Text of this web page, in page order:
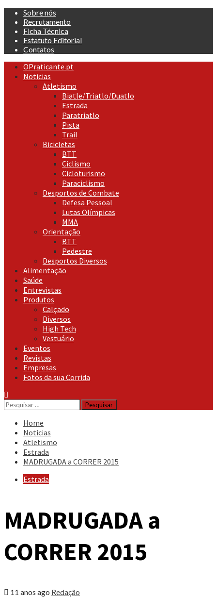
Skip
content
Sobre nós
Recrutamento
Ficha Técnica
Estatuto Editorial
Contatos
Primary
Menu
OPraticante.pt
Noticias
Atletismo
Biatle/Triatlo/Duatlo
Estrada
Paratriatlo
Pista
Trail
Bicicletas
BTT
Ciclismo
Cicloturismo
Paraciclismo
Desportos de Combate
Defesa Pessoal
Lutas Olímpicas
MMA
Orientação
BTT
Pedestre
Desportos Diversos
Alimentação
Saúde
Entrevistas
Produtos
Calçado
Diversos
High Tech
Vestuário
Eventos
Revistas
Empresas
Fotos da sua Corrida
Pesquisar
por:
Home
Noticias
Atletismo
Estrada
MADRUGADA a CORRER 2015
Estrada
MADRUGADA a
CORRER 2015
11 anos ago Redação